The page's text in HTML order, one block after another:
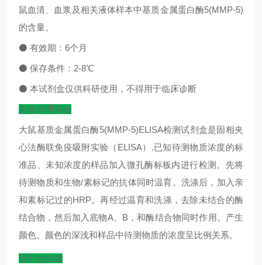
鼠血清、血浆及相关液体样本中基质金属蛋白酶5(MMP-5)
的含量。
⚫ 有效期： 6个月
⚫ 保存条件： 2-8℃
⚫ 本试剂盒仅供科研使用，不得用于临床诊断
实验原理实验
大鼠基质金属蛋白酶5(MMP-5)ELISA检测试剂盒是固相夹
心法酶联免疫吸附实验（ELISA）.已知待测物质浓度的标
准品、未知浓度的样品加入微孔酶标板内进行检测。先将
待测物质和生物/素标记的抗体同时温育。洗涤后，加入亲
和素标记过的HRP。再经过温育和洗涤，去除未结合的酶
结合物，然后加入底物A、B，和酶结合物同时作用。产生
颜色。颜色的深浅和样品中待测物质的浓度呈比例关系。
试剂盒组成